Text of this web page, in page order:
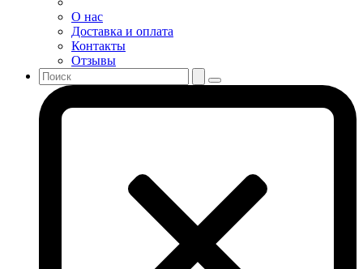
О нас
Доставка и оплата
Контакты
Отзывы